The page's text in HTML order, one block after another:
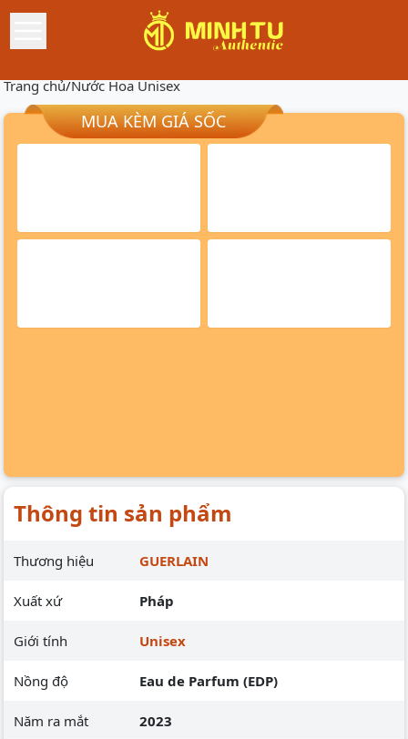
Trang chủ/Nước Hoa Unisex
MUA KÈM GIÁ SỐC
Thông tin sản phẩm
Thương hiệu GUERLAIN
Xuất xứ Pháp
Giới tính Unisex
Nồng độ Eau de Parfum (EDP)
Năm ra mắt 2023